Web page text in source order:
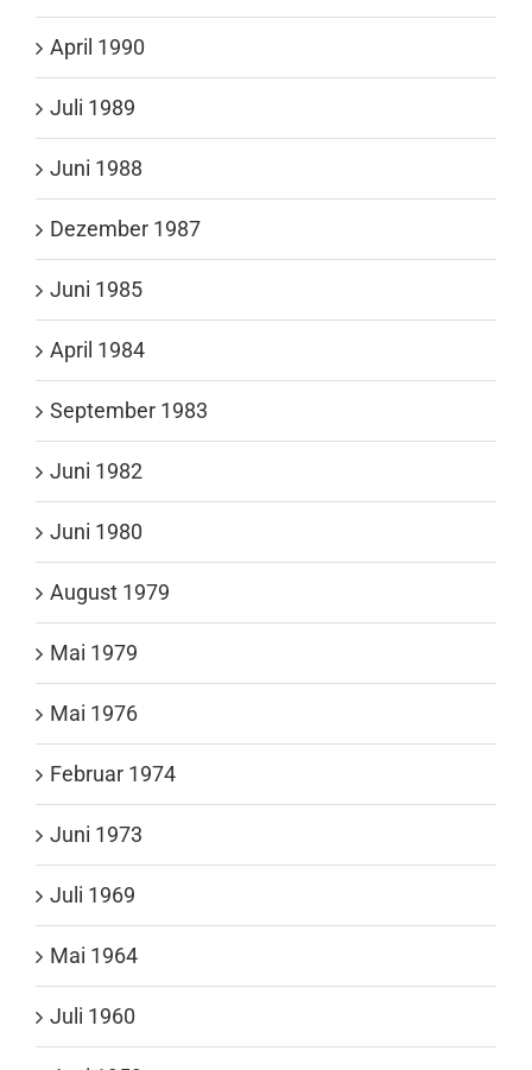
April 1990
Juli 1989
Juni 1988
Dezember 1987
Juni 1985
April 1984
September 1983
Juni 1982
Juni 1980
August 1979
Mai 1979
Mai 1976
Februar 1974
Juni 1973
Juli 1969
Mai 1964
Juli 1960